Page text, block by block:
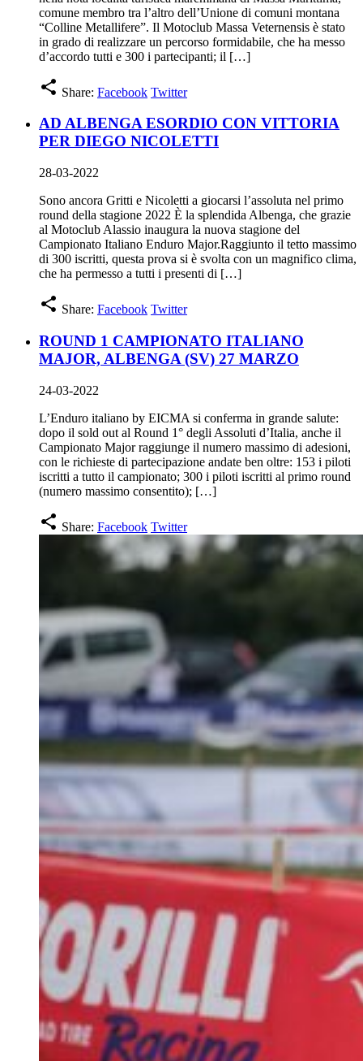
comune membro tra l’altro dell’Unione di comuni montana
“Colline Metallifere”. Il Motoclub Massa Veternensis è stato
in grado di realizzare un percorso formidabile, che ha messo
d’accordo tutti e 300 i partecipanti; il […]
share Share: Facebook Twitter
AD ALBENGA ESORDIO CON VITTORIA
PER DIEGO NICOLETTI
28-03-2022
Sono ancora Gritti e Nicoletti a giocarsi l’assoluta nel primo
round della stagione 2022 È la splendida Albenga, che grazie
al Motoclub Alassio inaugura la nuova stagione del
Campionato Italiano Enduro Major.Raggiunto il tetto massimo
di 300 iscritti, questa prova si è svolta con un magnifico clima,
che ha permesso a tutti i presenti di […]
share Share: Facebook Twitter
ROUND 1 CAMPIONATO ITALIANO
MAJOR, ALBENGA (SV) 27 MARZO
24-03-2022
L’Enduro italiano by EICMA si conferma in grande salute:
dopo il sold out al Round 1° degli Assoluti d’Italia, anche il
Campionato Major raggiunge il numero massimo di adesioni,
con le richieste di partecipazione andate ben oltre: 153 i piloti
iscritti a tutto il campionato; 300 i piloti iscritti al primo round
(numero massimo consentito); […]
share Share: Facebook Twitter